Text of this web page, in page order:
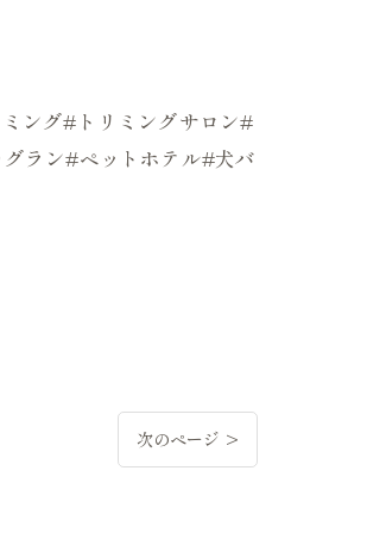
グ#トリミングサロン#
ラン#ペットホテル#犬バ
次のページ >